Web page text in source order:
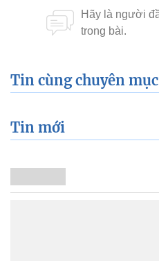
Tin cùng chuyên mục
Tin mới